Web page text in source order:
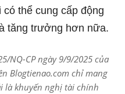
thể cung cấp động
tăng trưởng hơn nữa.
NQ-CP ngày 9/9/2025 của
Blogtienao.com chỉ mang
là khuyến nghị tài chính